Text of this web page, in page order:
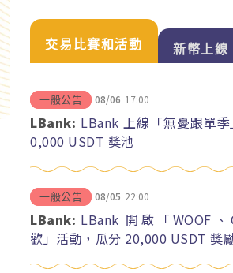
交易比賽和活動 新幣上線
一般公告 08/06 17:00
LBank: LBank 上線「無憂跟單
0,000 USDT 獎池
一般公告 08/05 22:00
LBank: LBank 開啟「WOOF
歡」活動，瓜分 20,000 USDT 獎